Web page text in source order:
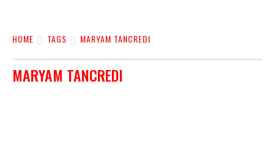
HOME TAGS MARYAM TANCREDI
MARYAM TANCREDI